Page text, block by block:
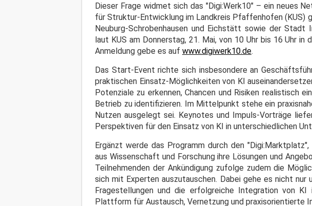
Dieser Frage widmet sich das "Digi:Werk10" – ein neues
für Struktur-Entwicklung im Landkreis Pfaffenhofen (KUS)
Neuburg-Schrobenhausen und Eichstätt sowie der
laut KUS am Donnerstag, 21. Mai, von 10 Uhr bis 16 Uhr
Anmeldung gebe es auf www.digiwerk10.de.
Das Start-Event richte sich insbesondere an
praktischen Einsatz-Möglichkeiten von KI
Potenziale zu erkennen, Chancen und Risiken realistisch
Betrieb zu identifizieren. Im Mittelpunkt stehe ein
Nutzen ausgelegt sei. Keynotes und Impuls-Vorträge
Perspektiven für den Einsatz von KI in unterschiedlichen
Ergänzt werde das Programm durch den
aus Wissenschaft und Forschung ihre Lösungen und
Teilnehmenden der Ankündigung zufolge zudem die
sich mit Experten auszutauschen. Dabei gehe es nicht
Fragestellungen und die erfolgreiche Integration von
Plattform für Austausch, Vernetzung und praxisorientierte